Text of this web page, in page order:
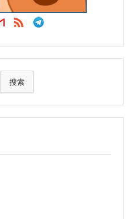
搜索